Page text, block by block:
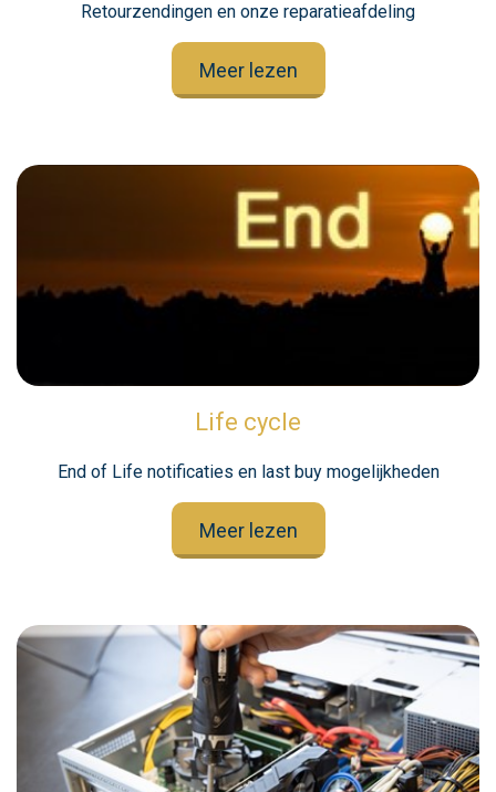
Retourzendingen en onze reparatieafdeling
Meer lezen
Life cycle
End of Life notificaties en last buy mogelijkheden
Meer lezen